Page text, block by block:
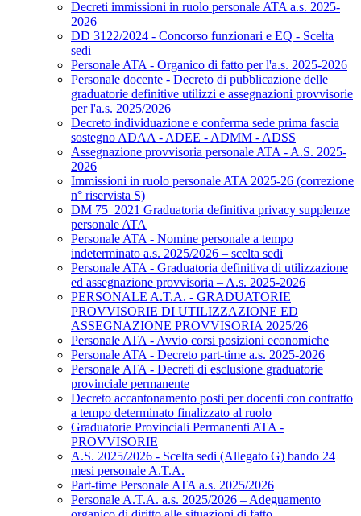
Decreti immissioni in ruolo personale ATA a.s. 2025-
2026
DD 3122/2024 - Concorso funzionari e EQ - Scelta
sedi
Personale ATA - Organico di fatto per l'a.s. 2025-2026
Personale docente - Decreto di pubblicazione delle
graduatorie definitive utilizzi e assegnazioni provvisorie
per l'a.s. 2025/2026
Decreto individuazione e conferma sede prima fascia
sostegno ADAA - ADEE - ADMM - ADSS
Assegnazione provvisoria personale ATA - A.S. 2025-
2026
Immissioni in ruolo personale ATA 2025-26 (correzione
n° riservista S)
DM 75_2021 Graduatoria definitiva privacy supplenze
personale ATA
Personale ATA - Nomine personale a tempo
indeterminato a.s. 2025/2026 – scelta sedi
Personale ATA - Graduatoria definitiva di utilizzazione
ed assegnazione provvisoria – A.s. 2025-2026
PERSONALE A.T.A. - GRADUATORIE
PROVVISORIE DI UTILIZZAZIONE ED
ASSEGNAZIONE PROVVISORIA 2025/26
Personale ATA - Avvio corsi posizioni economiche
Personale ATA - Decreto part-time a.s. 2025-2026
Personale ATA - Decreti di esclusione graduatorie
provinciale permanente
Decreto accantonamento posti per docenti con contratto
a tempo determinato finalizzato al ruolo
Graduatorie Provinciali Permanenti ATA -
PROVVISORIE
A.S. 2025/2026 - Scelta sedi (Allegato G) bando 24
mesi personale A.T.A.
Part-time Personale ATA a.s. 2025/2026
Personale A.T.A. a.s. 2025/2026 – Adeguamento